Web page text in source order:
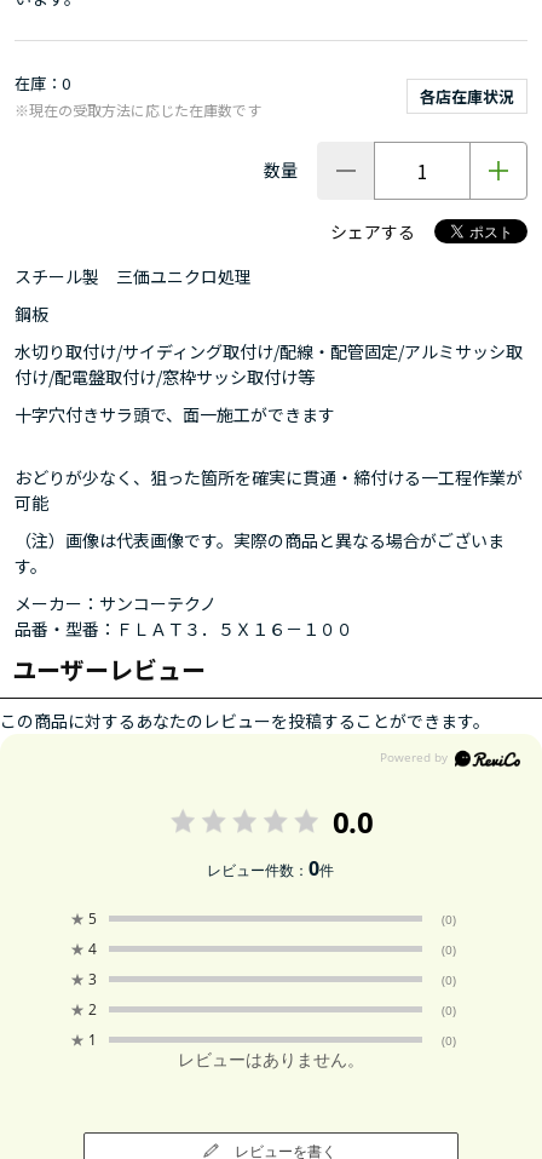
在庫 0
各店在庫状況
※現在の受取方法に応じた在庫数です
数量
シェアする
スチール製 三価ユニクロ処理
鋼板
水切り取付け/サイディング取付け/配線・配管固定/アルミサッシ取
付け/配電盤取付け/窓枠サッシ取付け等
十字穴付きサラ頭で、面一施工ができます
おどりが少なく、狙った箇所を確実に貫通・締付ける一工程作業が
可能
（注）画像は代表画像です。実際の商品と異なる場合がございま
す。
メーカー：サンコーテクノ
品番・型番：ＦＬＡＴ３．５Ｘ１６－１００
ユーザーレビュー
この商品に対するあなたのレビューを投稿することができます。
0.0
レビュー件数：0件
★ 5 (0)
★ 4 (0)
★ 3 (0)
★ 2 (0)
★ 1 (0)
レビューはありません。
レビューを書く